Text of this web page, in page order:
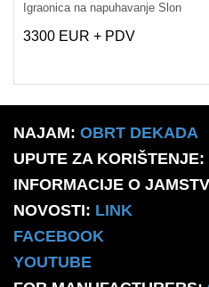
Igraonica na napuhavanje Slon
3300 EUR + PDV
NAJAM: OBRT DEKADA
UPUTE ZA KORIŠTENJE:
INFORMACIJE O
NOVOSTI: LINK
FACEBOOK
YOUTUBE